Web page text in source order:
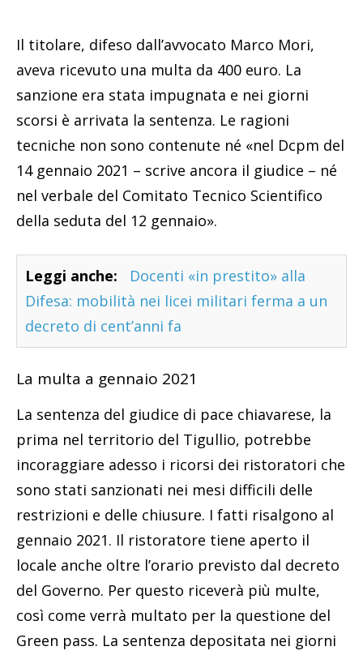
Il titolare, difeso dall’avvocato Marco Mori,
aveva ricevuto una multa da 400 euro. La
sanzione era stata impugnata e nei giorni
scorsi è arrivata la sentenza. Le ragioni
tecniche non sono contenute né «nel Dcpm del
14 gennaio 2021 – scrive ancora il giudice – né
nel verbale del Comitato Tecnico Scientifico
della seduta del 12 gennaio».
Leggi anche:
Docenti «in prestito» alla
Difesa: mobilità nei licei militari ferma a un
decreto di cent’anni fa
La multa a gennaio 2021
La sentenza del giudice di pace chiavarese, la
prima nel territorio del Tigullio, potrebbe
incoraggiare adesso i ricorsi dei ristoratori che
sono stati sanzionati nei mesi difficili delle
restrizioni e delle chiusure. I fatti risalgono al
gennaio 2021. Il ristoratore tiene aperto il
locale anche oltre l’orario previsto dal decreto
del Governo. Per questo riceverà più multe,
così come verrà multato per la questione del
Green pass. La sentenza depositata nei giorni